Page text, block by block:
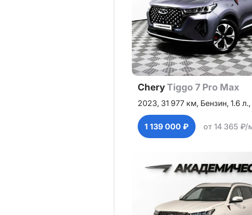
CheryTiggo 7 Pro Max
2023, 31 977 км, Бензин, 1.6 л.,
1 139 000 ₽ от 14 365 ₽/